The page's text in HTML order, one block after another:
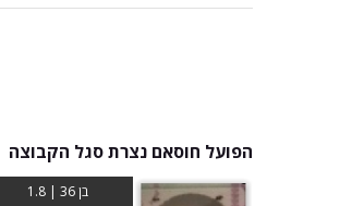
הפועל חוסאם נצרת סגל הקבוצה
בן 36 | 1.8